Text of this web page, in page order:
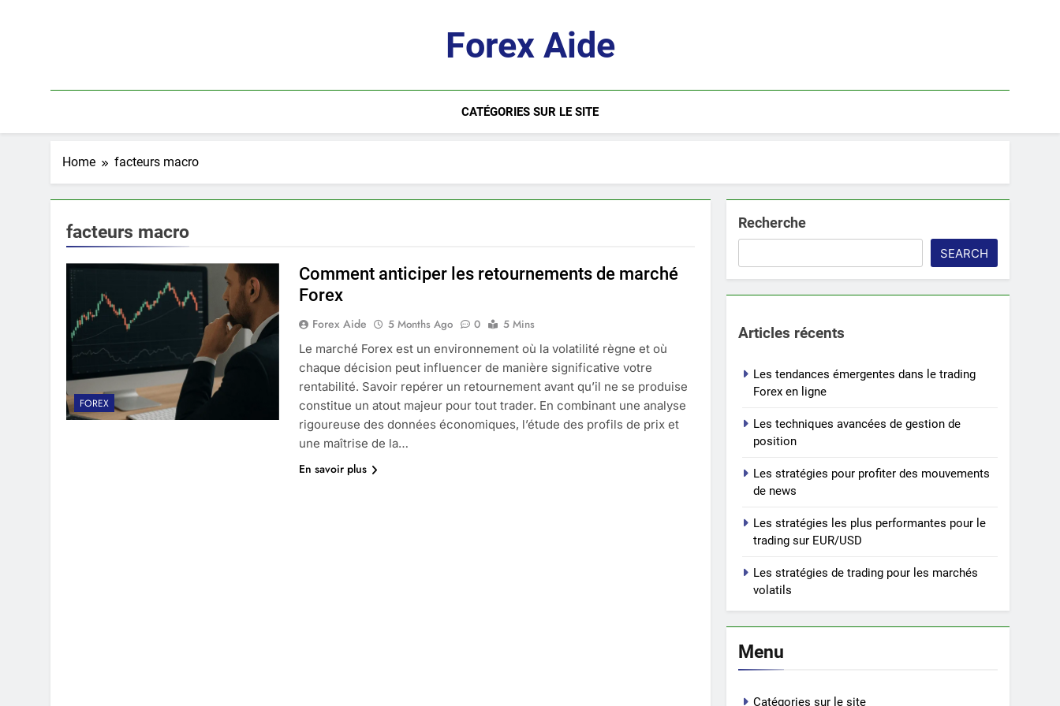
Forex Aide
CATÉGORIES SUR LE SITE
Home facteurs macro
facteurs macro
FOREX
Comment anticiper les retournements de marché
Forex
Forex Aide 5 Months Ago 0
5 Mins
Le marché Forex est un environnement où la volatilité règne et où
chaque décision peut influencer de manière significative votre
rentabilité. Savoir repérer un retournement avant qu’il ne se produise
constitue un atout majeur pour tout trader. En combinant une analyse
rigoureuse des données économiques, l’étude des profils de prix et
une maîtrise de la…
En savoir plus
Recherche
SEARCH
Articles récents
Les tendances émergentes dans le trading
Forex en ligne
Les techniques avancées de gestion de
position
Les stratégies pour profiter des mouvements
de news
Les stratégies les plus performantes pour le
trading sur EUR/USD
Les stratégies de trading pour les marchés
volatils
Menu
Catégories sur le site